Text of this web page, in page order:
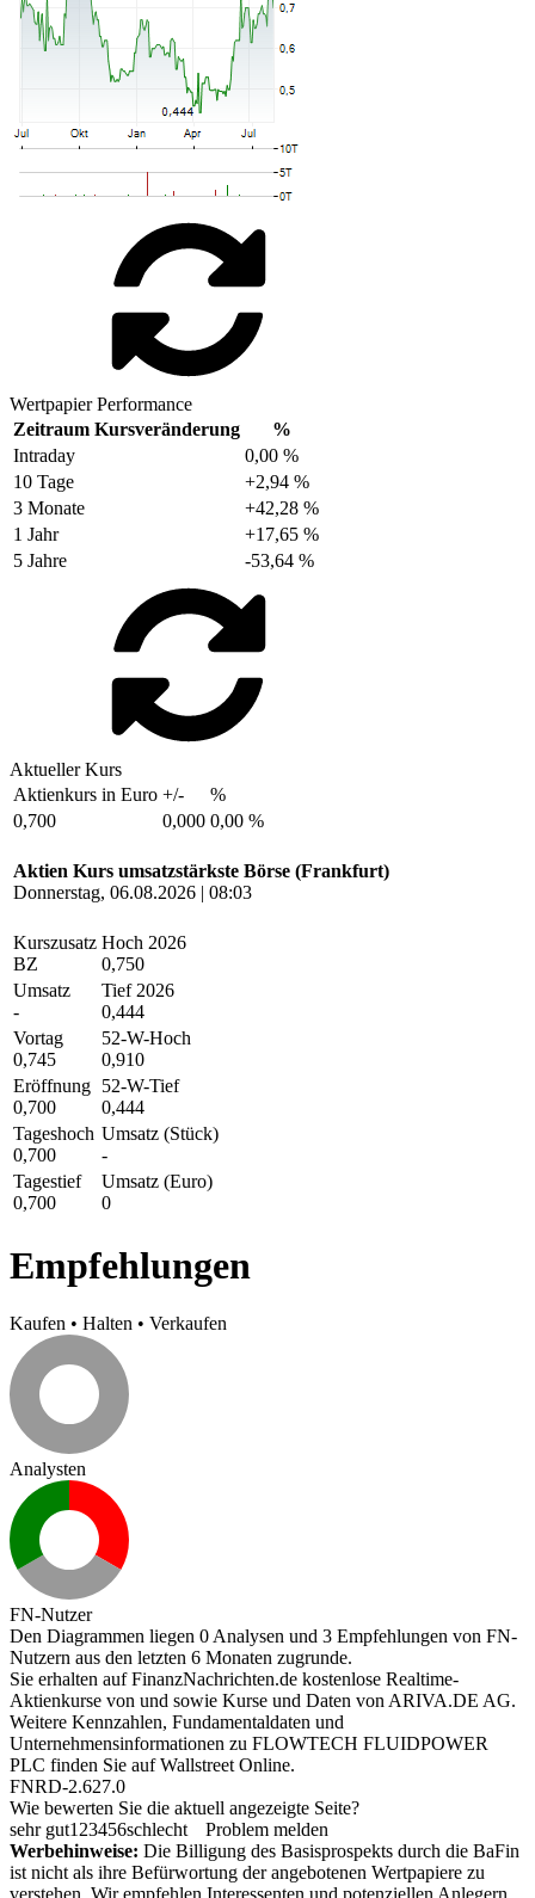
Wertpapier Performance
Zeitraum Kursveränderung
%
Intraday
0,00 %
10 Tage
+2,94 %
3 Monate
+42,28 %
1 Jahr
+17,65 %
5 Jahre
-53,64 %
Aktueller Kurs
Aktienkurs in Euro +/-
%
0,700
0,000 0,00 %
Aktien Kurs umsatzstärkste Börse (Frankfurt)
Donnerstag, 06.08.2026 | 08:03
Kurszusatz
BZ
Hoch 2026
0,750
Umsatz
-
Tief 2026
0,444
Vortag
0,745
52-W-Hoch
0,910
Eröffnung
0,700
52-W-Tief
0,444
Tageshoch
0,700
Umsatz (Stück)
-
Tagestief
0,700
Umsatz (Euro)
0
Empfehlungen
Kaufen • Halten • Verkaufen
Analysten
FN-Nutzer
Den Diagrammen liegen 0 Analysen und 3 Empfehlungen von FN-
Nutzern aus den letzten 6 Monaten zugrunde.
Sie erhalten auf FinanzNachrichten.de kostenlose Realtime-
Aktienkurse von und sowie Kurse und Daten von ARIVA.DE AG.
Weitere Kennzahlen, Fundamentaldaten und
Unternehmensinformationen zu FLOWTECH FLUIDPOWER
PLC finden Sie aufWallstreet Online.
FNRD-2.627.0
Wie bewerten Sie die aktuell angezeigte Seite?
sehr gut1 23456schlecht
Problem melden
Werbehinweise: Die Billigung des Basisprospekts durch die BaFin
ist nicht als ihre Befürwortung der angebotenen Wertpapiere zu
verstehen. Wir empfehlen Interessenten und potenziellen Anlegern